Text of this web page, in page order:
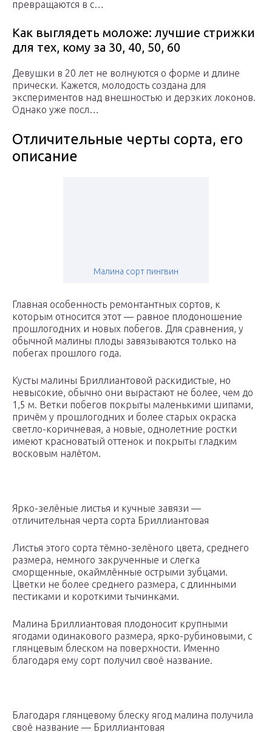
превращаются в с…
Как выглядеть моложе: лучшие стрижки
для тех, кому за 30, 40, 50, 60
Девушки в 20 лет не волнуются о форме и длине
прически. Кажется, молодость создана для
экспериментов над внешностью и дерзких локонов.
Однако уже посл…
Отличительные черты сорта, его
описание
Малина сорт пингвин
Главная особенность ремонтантных сортов, к
которым относится этот — равное плодоношение
прошлогодних и новых побегов. Для сравнения, у
обычной малины плоды завязываются только на
побегах прошлого года.
Кусты малины Бриллиантовой раскидистые, но
невысокие, обычно они вырастают не более, чем до
1,5 м. Ветки побегов покрыты маленькими шипами,
причём у прошлогодних и более старых окраска
светло-коричневая, а новые, однолетние ростки
имеют красноватый оттенок и покрыты гладким
восковым налётом.
Ярко-зелёные листья и кучные завязи —
отличительная черта сорта Бриллиантовая
Листья этого сорта тёмно-зелёного цвета, среднего
размера, немного закрученные и слегка
сморщенные, окаймлённые острыми зубцами.
Цветки не более среднего размера, с длинными
пестиками и короткими тычинками.
Малина Бриллиантовая плодоносит крупными
ягодами одинакового размера, ярко-рубиновыми, с
глянцевым блеском на поверхности. Именно
благодаря ему сорт получил своё название.
Благодаря глянцевому блеску ягод малина получила
своё название — Бриллиантовая